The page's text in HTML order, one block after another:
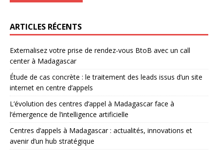
ARTICLES RÉCENTS
Externalisez votre prise de rendez-vous BtoB avec un call
center à Madagascar
Étude de cas concrète : le traitement des leads issus d’un site
internet en centre d’appels
L’évolution des centres d’appel à Madagascar face à
l’émergence de l’intelligence artificielle
Centres d’appels à Madagascar : actualités, innovations et
avenir d’un hub stratégique